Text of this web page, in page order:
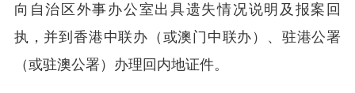
向自治区外事办公室出具遗失情况说明及报案回
执，并到香港中联办（或澳门中联办）、驻港公署
（或驻澳公署）办理回内地证件。